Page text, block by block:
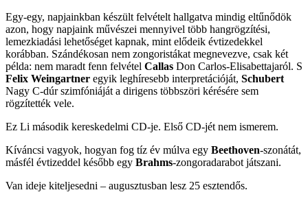
Egy-egy, napjainkban készült felvételt hallgatva mindig eltűnődök
azon, hogy napjaink művészei mennyivel több hangrögzítési,
lemezkiadási lehetőséget kapnak, mint elődeik évtizedekkel
korábban. Szándékosan nem zongoristákat megnevezve, csak két
példa: nem maradt fenn felvétel Callas Don Carlos-Elisabettajaról. S
Felix Weingartner egyik leghíresebb interpretációját, Schubert
Nagy C-dúr szimfóniáját a dirigens többszöri kérésére sem
rögzítették vele.
Ez Li második kereskedelmi CD-je. Első CD-jét nem ismerem.
Kíváncsi vagyok, hogyan fog tíz év múlva egy Beethoven-szonátát,
másfél évtizeddel később egy Brahms-zongoradarabot játszani.
Van ideje kiteljesedni – augusztusban lesz 25 esztendős.